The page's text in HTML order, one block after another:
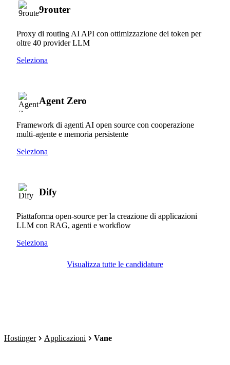
9router
Proxy di routing AI API con ottimizzazione dei token per
oltre 40 provider LLM
Seleziona
Agent Zero
Framework di agenti AI open source con cooperazione
multi-agente e memoria persistente
Seleziona
Dify
Piattaforma open-source per la creazione di applicazioni
LLM con RAG, agenti e workflow
Seleziona
Visualizza tutte le candidature
Hostinger Applicazioni Vane